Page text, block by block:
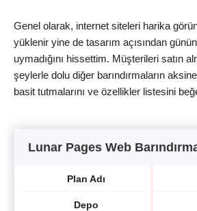
Genel olarak, internet siteleri harika
yüklenir yine de tasarım açısından
uymadığını hissettim. Müşterileri satın
şeylerle dolu diğer barındırmaların
basit tutmalarını ve özellikler listesini
Lunar Pages Web
Plan Adı
Depo